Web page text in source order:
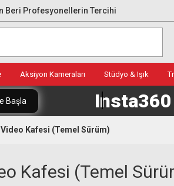
Beri Profesyonellerin Tercihi
Aksiyon Kameraları Stüdyo & Işık
Başla
Kafesi (Temel Sürüm)
Kafesi (Temel